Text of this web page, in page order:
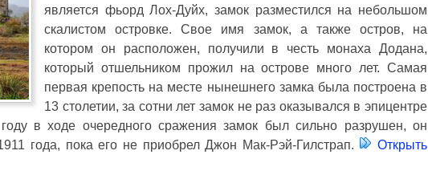
является фьорд Лох-Дуйх, замок разместился на небольшом
скалистом островке. Свое имя замок, а также остров, на
котором он расположен, получили в честь монаха Додана,
который отшельником прожил на острове много лет. Самая
первая крепость на месте нынешнего замка была построена в
13 столетии, за сотни лет замок не раз оказывался в эпицентре
в ходе очередного сражения замок был сильно разрушен, он
года, пока его не приобрел Джон Мак-Рэй-Гилстрап.
Открыть